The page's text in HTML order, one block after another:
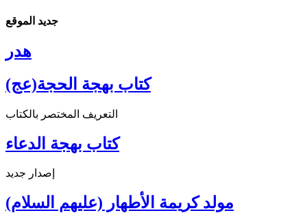
جديد الموقع
هدر
كتاب بهجة الحجة(عج)
التعريف المختصر بالكتاب
كتاب بهجة الدعاء
إصدار جديد
مولد كريمة الأطهار (عليهم السلام)